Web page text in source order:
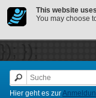
This website
You may choose
Hier geht es zur